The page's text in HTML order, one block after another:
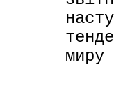
миру